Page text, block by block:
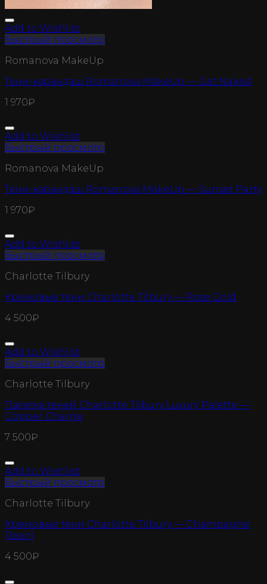
Add to Wishlist
Быстрый просмотр
Romanova MakeUp
Тени-карандаш Romanova MakeUp — Get Naked
1 970₽
Add to Wishlist
Быстрый просмотр
Romanova MakeUp
Тени-карандаш Romanova MakeUp — Sunset Party
1 970₽
Add to Wishlist
Быстрый просмотр
Charlotte Tilbury
Кремовые тени Charlotte Tilbury — Rose Gold
4 500₽
Add to Wishlist
Быстрый просмотр
Charlotte Tilbury
Палетка теней Charlotte Tilbury Luxury Palette —
Copper Charge
7 500₽
Add to Wishlist
Быстрый просмотр
Charlotte Tilbury
Кремовые тени Charlotte Tilbury — Champagne
(Jean)
4 500₽